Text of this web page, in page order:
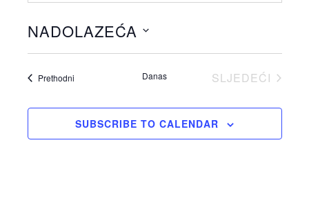
NADOLAZEĆA
PrethodniDogađaji Danas
SLJEDEĆI
SUBSCRIBE TO CALENDAR